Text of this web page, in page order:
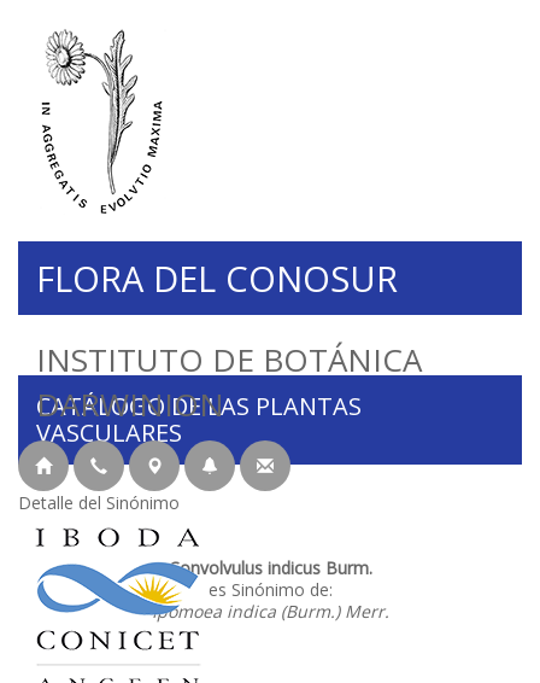
INSTITUTO DE BOTÁNICA
DARWINION
FLORA DEL CONOSUR
CATÁLOGO DE LAS PLANTAS
VASCULARES
Detalle del Sinónimo
Convolvulus indicus Burm.
es Sinónimo de:
Ipomoea indica (Burm.) Merr.